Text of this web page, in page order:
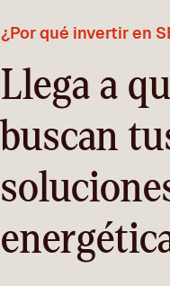
¿Por qué invertir en
Llega a
buscan